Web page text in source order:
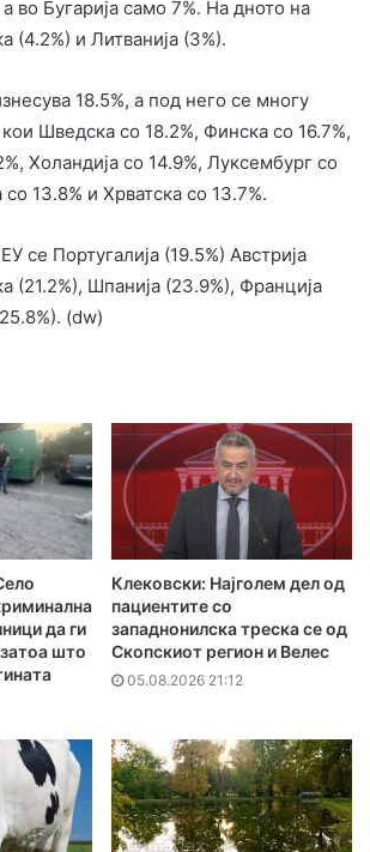
во Бугарија само 7%. На дното на
(4.2%) и Литванија (3%).
18.5%, а под него се многу
Шведска со 18.2%, Финска со 16.7%,
Холандија со 14.9%, Луксембург со
13.8% и Хрватска со 13.7%.
се Португалија (19.5%) Австрија
(21.2%), Шпанија (23.9%), Франција
(dw)
да ги
што
Клековски: Најголем дел од
пациентите сo
западнонилска треска се од
Скопскиот регион и Велес
05.08.2026 21:12